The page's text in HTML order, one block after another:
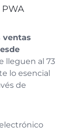
ventas
lleguen al 73
lo esencial
de